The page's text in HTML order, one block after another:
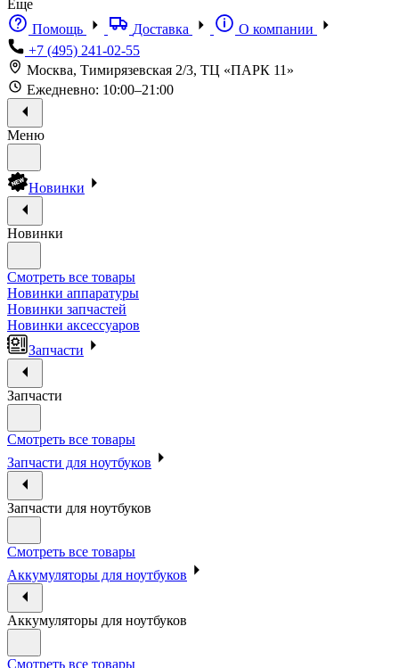
Еще
Помощь
Доставка
О компании
+7 (495) 241-02-55
Москва, Тимирязевская 2/3, ТЦ «ПАРК 11»
Ежедневно: 10:00–21:00
Меню
Новинки
Новинки
Смотреть все товары
Новинки аппаратуры
Новинки запчастей
Новинки аксессуаров
Запчасти
Запчасти
Смотреть все товары
Запчасти для ноутбуков
Запчасти для ноутбуков
Смотреть все товары
Аккумуляторы для ноутбуков
Аккумуляторы для ноутбуков
Смотреть все товары